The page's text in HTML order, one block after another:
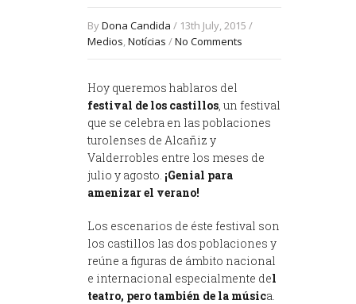
ByDona Candida / 13th July, 2015 /
Medios,Notícias /No Comments
Hoy queremos hablaros del
festival de los castillos, un festival
que se celebra en las poblaciones
turolenses de Alcañiz y
Valderrobles entre los meses de
julio y agosto. ¡Genial para
amenizar el verano!
Los escenarios de éste festival son
los castillos las dos poblaciones y
reúne a figuras de ámbito nacional
e internacional especialmente del
teatro, pero también de la música.